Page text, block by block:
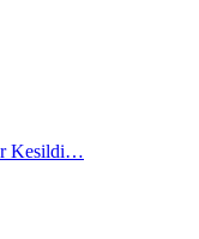
Kesildi…